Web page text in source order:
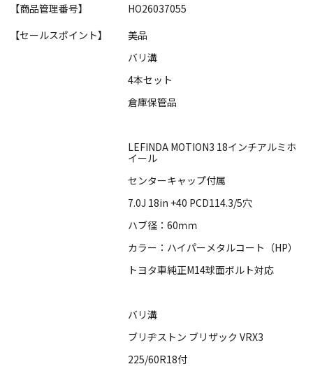
【商品管理番号】
HO26037055
【セールスポイント】
美品
バリ溝
4本セット
倉庫保管品
LEFINDA MOTION3 18インチアルミホ
イール
センターキャップ付属
7.0J 18in +40 PCD114.3/5穴
ハブ径：60ｍｍ
カラー：ハイパーメタルコート（HP）
トヨタ車純正M14球面ボルト対応
バリ溝
ブリヂストン ブリザック VRX3
225/60R18付